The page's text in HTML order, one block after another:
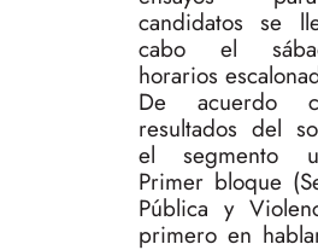
candidatos se
cabo el
horarios
De acuerdo
resultados del
el segmento
Primer bloque
Pública y
primero en